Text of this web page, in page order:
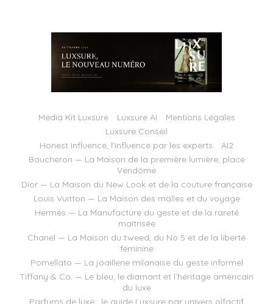
Media Kit Luxsure Luxsure AI
Mentions Légales
Luxsure Conseil
Honest Influence, l’influence par les experts
AI2
Boucheron — La Maison de la première lumière, place
Vendôme
Dior — La Maison du New Look et de la couture française
Louis Vuitton — La Maison des malles et du voyage
Hermès — La Manufacture du geste et de la rareté
maîtrisée
Chanel — La Maison du tweed, du No 5 et de la liberté
féminine
Pomellato — La joaillerie milanaise du geste informel
Tiffany & Co. — Le bleu, le diamant et l’héritage américain
du luxe
Parfums de luxe : le guide Luxsure par univers olfactif